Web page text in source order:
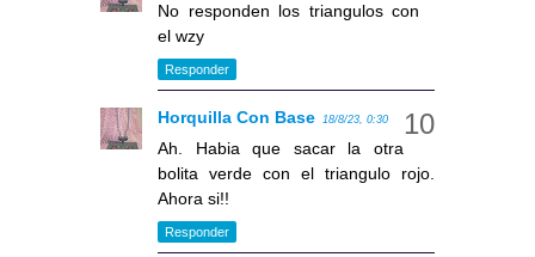
No responden los triangulos con
el wzy
Responder
Horquilla Con Base 18/8/23, 0:30
Ah. Habia que sacar la otra
bolita verde con el triangulo rojo.
Ahora si!!
Responder